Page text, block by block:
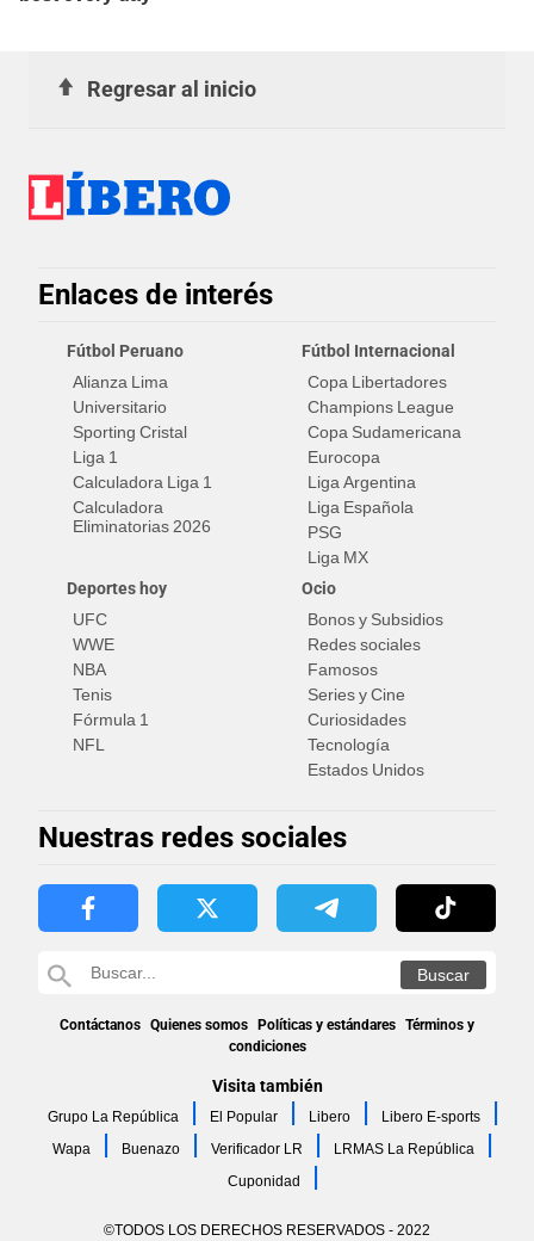
Regresar al inicio
Enlaces de interés
Fútbol Peruano
Alianza Lima
Universitario
Sporting Cristal
Liga 1
Calculadora Liga 1
Calculadora
Eliminatorias 2026
Fútbol Internacional
Copa Libertadores
Champions League
Copa Sudamericana
Eurocopa
Liga Argentina
Liga Española
PSG
Liga MX
Deportes hoy
UFC
WWE
NBA
Tenis
Fórmula 1
NFL
Ocio
Bonos y Subsidios
Redes sociales
Famosos
Series y Cine
Curiosidades
Tecnología
Estados Unidos
Nuestras redes sociales
Contáctanos Quienes somos Políticas y estándares Términos y
condiciones
Visita también
Grupo La República El Popular Libero
Libero E-sports
Wapa
Buenazo Verificador LR
LRMAS La República
Cuponidad
©TODOS LOS DERECHOS RESERVADOS - 2022